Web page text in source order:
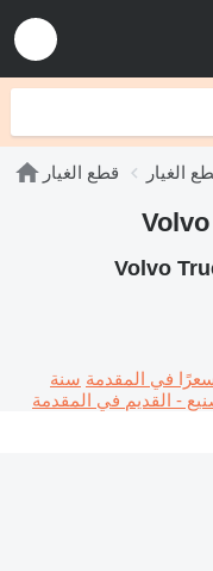
قطع الغيار
في المقدمة سنة
- القديم في المقدمة